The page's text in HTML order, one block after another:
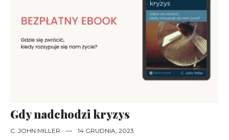
Gdy nadchodzi kryzys
C. JOHN MILLER — 14 GRUDNIA, 2023